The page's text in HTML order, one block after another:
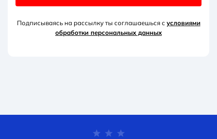
Подписываясь на рассылку ты соглашаешься с условиями
обработки персональных данных